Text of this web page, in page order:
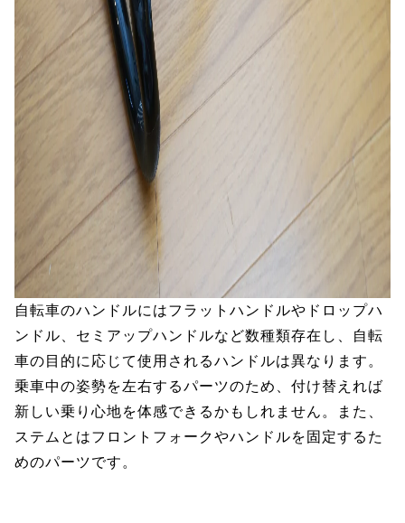
自転車のハンドルにはフラットハンドルやドロップハ
ンドル、セミアップハンドルなど数種類存在し、自転
車の目的に応じて使用されるハンドルは異なります。
乗車中の姿勢を左右するパーツのため、付け替えれば
新しい乗り心地を体感できるかもしれません。また、
ステムとはフロントフォークやハンドルを固定するた
めのパーツです。